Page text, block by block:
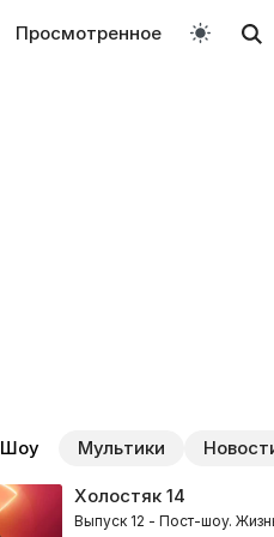
Просмотренное
Шоу Мультики
Холостяк14
Выпуск 12 - Пост-шоу.